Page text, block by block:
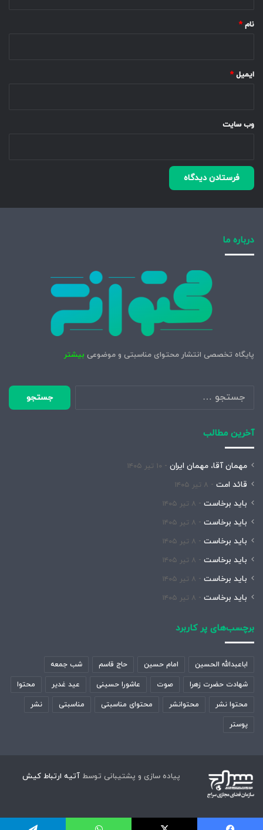
نام *
ایمیل *
وب‌ سایت
درباره ما
پایگاه تخصصی انتشار محتوای مناسبتی و موضوعی بیشتر
جستجو
برای:
آخرین مطالب
مهمان آقا، مهمان ایران ۱۰ تیر ۱۴۰۵
قائد امت ۸ تیر ۱۴۰۵
باید برخاست ۸ تیر ۱۴۰۵
باید برخاست ۸ تیر ۱۴۰۵
باید برخاست ۸ تیر ۱۴۰۵
باید برخاست ۸ تیر ۱۴۰۵
باید برخاست ۸ تیر ۱۴۰۵
باید برخاست ۸ تیر ۱۴۰۵
برچسب‌های پر کاربرد
اباعبدالله الحسین امام حسین حاج قاسم شب جمعه
شهادت حضرت زهرا صوت عاشورا حسینی عید غدیر محتوا
محتوا نشر محتوانشر محتوای مناسبتی مناسبتی نشر
پوستر
پیاده سازی و پشتیبانی توسط آتیه ارتباط کیش